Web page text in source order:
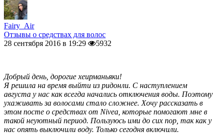
Fairy_Air
Отзывы о средствах для волос
28 сентября 2016 в 19:29
5932
Добрый день, дорогие хеирманьяки!
Я решила на время выйти из ридонли. С наступлением
августа у нас как всегда начались отключения воды. Поэтому
ухаживать за волосами стало сложнее. Хочу рассказать в
этом посте о средствах от Nivea, которые помогают мне в
такой неуютный период. Пользуюсь ими до сих пор, так как у
нас опять выключили воду. Только сегодня включили.